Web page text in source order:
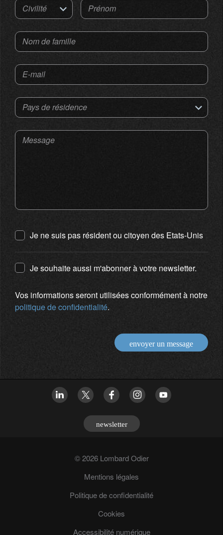
Civilité Prénom
Nom de famille
E-mail
Pays de résidence
Message
Je ne suis pas résident ou citoyen des Etats-Unis
Je souhaite aussi m'abonner à votre newsletter.
Vos informations seront utilisées conformément à notre
politique de confidentialité.
envoyer un message
newsletter
© 2026 Lombard Odier
Mentions légales
Politique de confidentialité
Cookies
Accessibilité numérique